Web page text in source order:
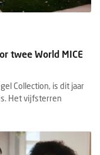
twee World MICE
Collection, is dit jaar
Het vijfsterren